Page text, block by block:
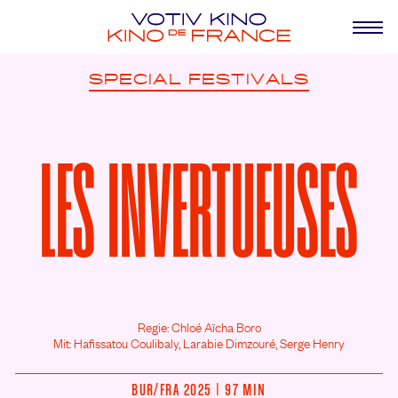
SPECIAL FESTIVALS
LES INVERTUEUSES
Regie: Chloé Aïcha Boro
Mit: Hafissatou Coulibaly, Larabie Dimzouré, Serge Henry
BUR/FRA 2025 | 97 MIN